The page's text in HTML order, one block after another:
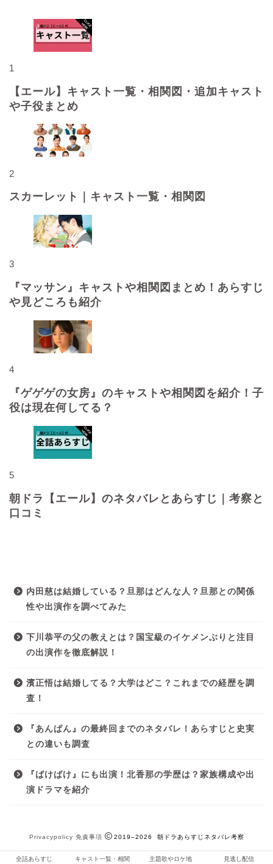
1
【エール】キャスト一覧・相関図・追加キャスト
や子役まとめ
2
スカーレット｜キャスト一覧・相関図
3
『マッサン』キャストや相関図まとめ！あらすじ
や見どころも紹介
4
『ゲゲゲの女房』のキャストや相関図を紹介！子
役は現在何してる？
5
朝ドラ【エール】のネタバレとあらすじ｜考察と
口コミ
内田慈は結婚している？旦那はどんな人？旦那との関係
性や出演作を調べてみた
下川恭平の父の教えとは？国宝級のイケメンぶりと注目
の出演作を徹底解説！
濱正悟は結婚してる？大学はどこ？これまでの経歴を調
査！
『あんぱん』の最終回までのネタバレ！あらすじと史実
との違いも調査
『ばけばけ』にも出演！北香那の学歴は？家族構成や出
演ドラマを紹介
Privacypolicy 免責事項 2019–2026 朝ドラあらすじネタバレ考察
全話あらすじ キャスト一覧・相関 主題歌やロケ地 見逃し配信